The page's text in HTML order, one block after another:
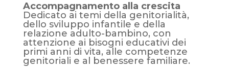
Accompagnamento alla crescita
Dedicato ai temi della genitorialità,
dello sviluppo infantile e della
relazione adulto-bambino, con
attenzione ai bisogni educativi dei
primi anni di vita, alle competenze
genitoriali e al benessere familiare.